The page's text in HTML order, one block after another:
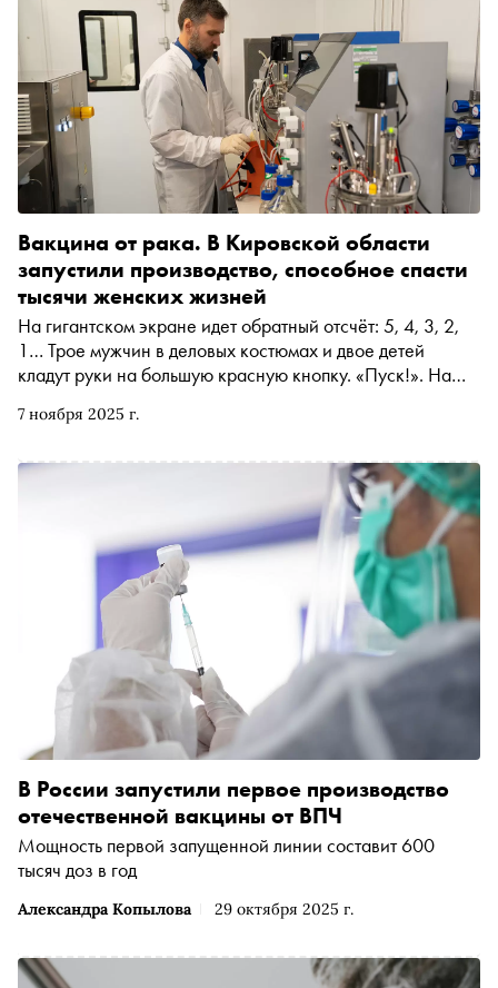
7 ноября 2025 г.
Вакцина от рака. В Кировской области
запустили производство, способное спасти
тысячи женских жизней
На гигантском экране идет обратный отсчёт: 5, 4, 3, 2,
1… Трое мужчин в деловых костюмах и двое детей
кладут руки на большую красную кнопку. «Пуск!». На
аплодисменты официально открывают первое в России
(ВПЧ) по полному циклу. Это событие, которое в
перспективе может спасти тысячи женщин от рака, а
Россию — приблизить к решению серьёзной
демографической проблемы
Александра Копылова 29 октября 2025 г.
В России запустили первое производство
отечественной вакцины от ВПЧ
Мощность первой запущенной линии составит 600
тысяч доз в год